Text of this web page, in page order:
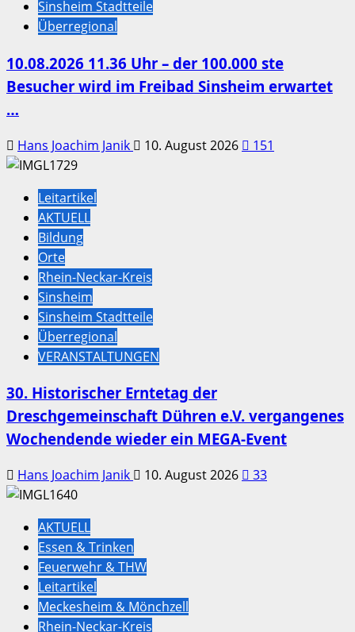
Sinsheim Stadtteile
Überregional
10.08.2026 11.36 Uhr – der 100.000 ste
Besucher wird im Freibad Sinsheim erwartet
…
Hans Joachim Janik 10. August 2026 151
Leitartikel
AKTUELL
Bildung
Orte
Rhein-Neckar-Kreis
Sinsheim
Sinsheim Stadtteile
Überregional
VERANSTALTUNGEN
30. Historischer Erntetag der
Dreschgemeinschaft Dühren e.V. vergangenes
Wochendende wieder ein MEGA-Event
Hans Joachim Janik 10. August 2026 33
AKTUELL
Essen & Trinken
Feuerwehr & THW
Leitartikel
Meckesheim & Mönchzell
Rhein-Neckar-Kreis